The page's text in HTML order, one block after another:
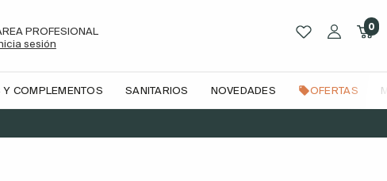
PROFESIONAL
sesión
0
COMPLEMENTOS SANITARIOS NOVEDADES OFERTAS